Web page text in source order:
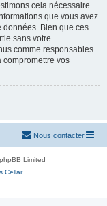
cela nécessaire.
que vous avez
données. Bien que ces
sans votre
comme responsables
compromettre vos
Nous contacter
Limited
Cellar